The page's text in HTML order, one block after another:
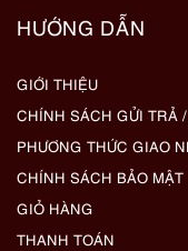
HƯỚNG DẪN
GIỚI THIỆU
CHÍNH SÁCH GỬI TRẢ
PHƯƠNG THỨC GIAO
CHÍNH SÁCH BẢO MẬT
GIỎ HÀNG
THANH TOÁN